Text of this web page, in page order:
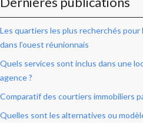
Les quartiers les plus recherchés pour
dans l’ouest réunionnais
Quels services sont inclus dans une
agence ?
Comparatif des courtiers immobiliers
Quelles sont les alternatives ou